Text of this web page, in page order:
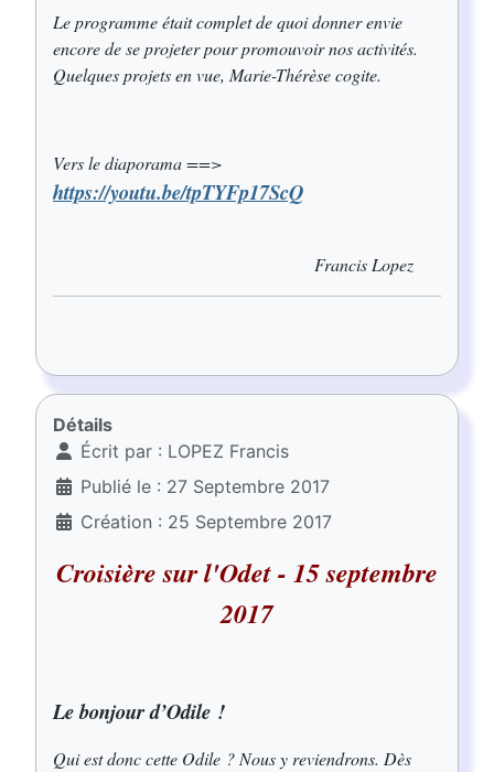
Le programme était complet de quoi donner envie
encore de se projeter pour promouvoir nos activités.
Quelques projets en vue, Marie-Thérèse cogite.
Vers le diaporama ==>
https://youtu.be/tpTYFp17ScQ
Francis Lopez
Détails
Écrit par : LOPEZ Francis
Publié le : 27 Septembre 2017
Création : 25 Septembre 2017
Croisière sur l'Odet - 15 septembre
2017
Le bonjour d’Odile !
Qui est donc cette Odile ? Nous y reviendrons. Dès